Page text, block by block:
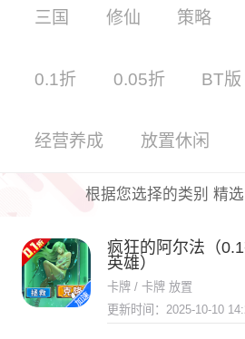
三国 修仙 策略
0.1折 0.05折 BT版
经营养成 放置休闲
根据您选择的类别 精
疯狂的阿尔法（
英雄）
卡牌 / 卡牌 放置
更新时间：2025-10-10